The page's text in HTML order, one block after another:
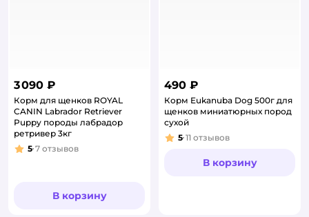
3 090 ₽
Корм для щенков ROYAL
CANIN Labrador Retriever
Puppy породы лабрадор
ретривер 3кг
Рейтинг:
5 7 отзывов
В корзину
490 ₽
Корм Eukanuba Dog 500г для
щенков миниатюрных пород
сухой
Рейтинг:
5 11 отзывов
В корзину